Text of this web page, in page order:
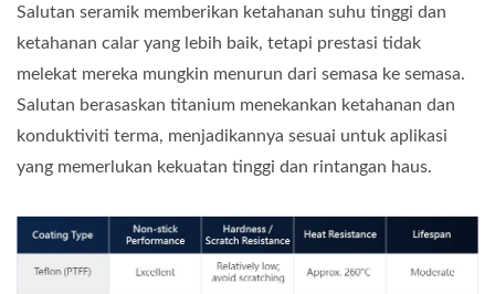
Salutan seramik memberikan ketahanan suhu tinggi dan
ketahanan calar yang lebih baik, tetapi prestasi tidak
melekat mereka mungkin menurun dari semasa ke semasa.
Salutan berasaskan titanium menekankan ketahanan dan
konduktiviti terma, menjadikannya sesuai untuk aplikasi
yang memerlukan kekuatan tinggi dan rintangan haus.